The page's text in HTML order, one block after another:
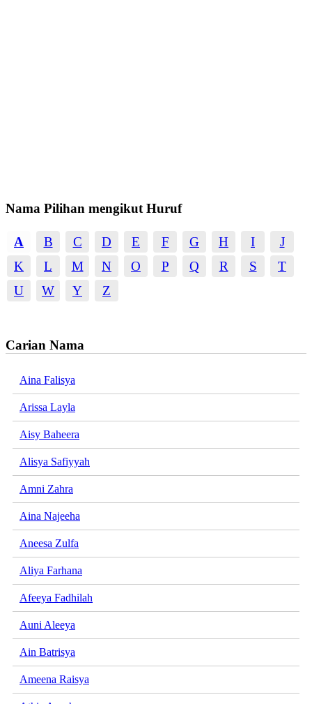
Nama Pilihan mengikut Huruf
A B C D E F G H I
J
K
L M N O P Q R S
T
U
W Y Z
Carian Nama
Aina Falisya
Arissa Layla
Aisy Baheera
Alisya Safiyyah
Amni Zahra
Aina Najeeha
Aneesa Zulfa
Aliya Farhana
Afeeya Fadhilah
Auni Aleeya
Ain Batrisya
Ameena Raisya